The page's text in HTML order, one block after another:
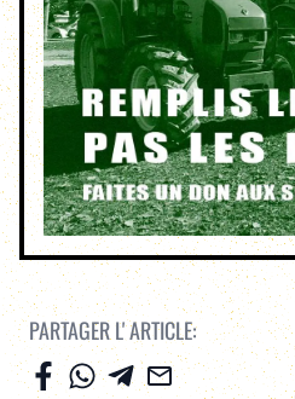
PARTAGER L' ARTICLE: